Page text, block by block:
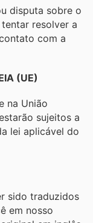
disputa sobre o
resolver a
com a
(UE)
na União
sujeitos a
lei aplicável do
sido traduzidos
em nosso